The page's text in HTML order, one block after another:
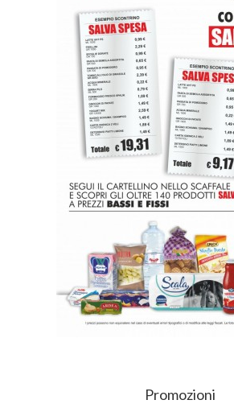
Promozioni